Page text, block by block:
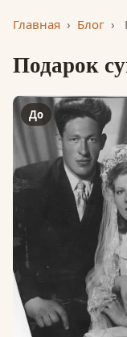
Главная › Блог ›
Подарок
До